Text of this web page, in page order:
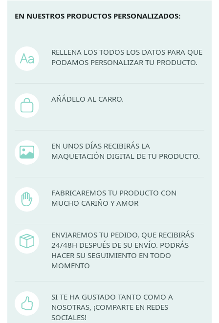
EN NUESTROS PRODUCTOS PERSONALIZADOS:
RELLENA LOS TODOS LOS DATOS PARA QUE
PODAMOS PERSONALIZAR TU PRODUCTO.
AÑÁDELO AL CARRO.
EN UNOS DÍAS RECIBIRÁS LA
MAQUETACIÓN DIGITAL DE TU PRODUCTO.
FABRICAREMOS TU PRODUCTO CON
MUCHO CARIÑO Y AMOR
ENVIAREMOS TU PEDIDO, QUE RECIBIRÁS
24/48H DESPUÉS DE SU ENVÍO. PODRÁS
HACER SU SEGUIMIENTO EN TODO
MOMENTO
SI TE HA GUSTADO TANTO COMO A
NOSOTRAS, ¡COMPARTE EN REDES
SOCIALES!